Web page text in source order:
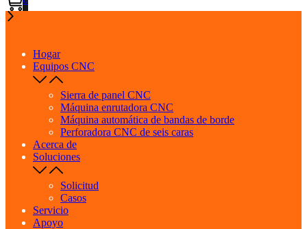
Hogar
Equipos CNC
Sierra de panel CNC
Máquina enrutadora CNC
Máquina automática de bandas de borde
Perforadora CNC de seis caras
Acerca de
Soluciones
Solicitud
Casos
Servicio
Apoyo